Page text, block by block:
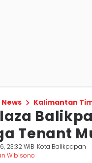
News Kalimantan
Tenant
23:32 WIB Kota Balikpapan
Wibisono